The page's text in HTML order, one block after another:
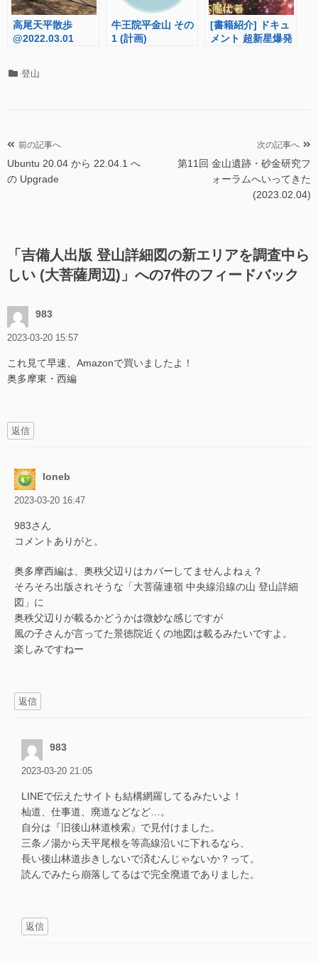
高尾天平散歩
@2022.03.01
牛王院平金山 その
1 (計画)
[書籍紹介] ドキュ
メント 超新星爆発
カ 登山
投
稿
ナ
ー
シ
ョ
ン
前の記事へ
Ubuntu 20.04 から 22.04.1 へ
の Upgrade
次の記事へ
第11回 金山遺跡・砂金研究フ
ォーラムへいってきた
(2023.02.04)
「 吉備人出版 登山詳細図の新エリアを調査中ら
しい (大菩薩周辺) 」への7件のフィードバック
983
2023-03-20 15:57
これ見て早速、Amazonで買いましたよ！
奥多摩東・西編
返信
loneb
2023-03-20 16:47
983さん
コメントありがと。
奥多摩西編は、奥秩父辺りはカバーしてませんよねぇ？
そろそろ出版されそうな「大菩薩連嶺 中央線沿線の山 登山詳細
図」に
奥秩父辺りが載るかどうかは微妙な感じですが
風の子さんが言ってた景徳院近くの地図は載るみたいですよ。
楽しみですねー
返信
983
2023-03-20 21:05
LINEで伝えたサイトも結構網羅してるみたいよ！
杣道、仕事道、廃道などなど…。
自分は『旧後山林道検索』で見付けました。
三条ノ湯から天平尾根を等高線沿いに下れるなら、
長い後山林道歩きしないで済むんじゃないか？って。
読んでみたら崩落してるはで完全廃道でありました。
返信